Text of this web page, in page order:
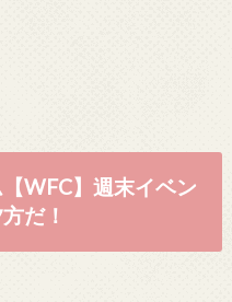
WFC】週末イベン
だ！